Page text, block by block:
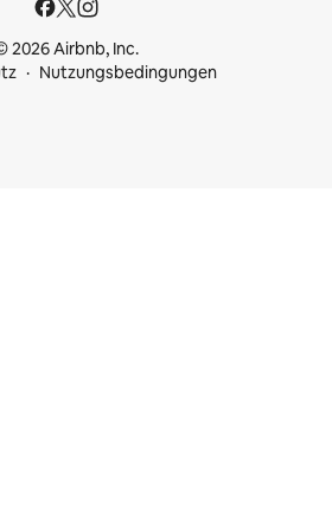
2026 Airbnb, Inc.
Nutzungsbedingungen